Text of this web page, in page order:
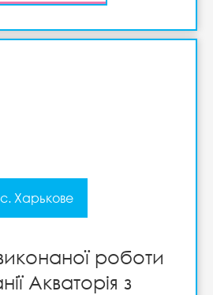
с. Харькове
роботи
Акваторія з